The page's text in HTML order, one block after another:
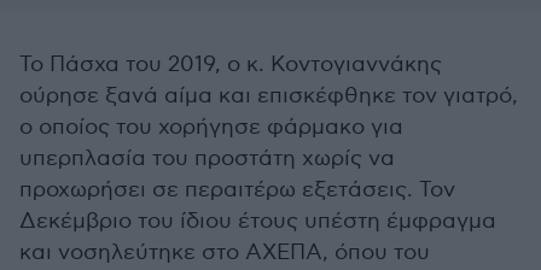
Το Πάσχα του 2019, ο κ. Κοντογιαννάκης
ούρησε ξανά αίμα και επισκέφθηκε τον γιατρό,
ο οποίος του χορήγησε φάρμακο για
υπερπλασία του προστάτη χωρίς να
προχωρήσει σε περαιτέρω εξετάσεις. Τον
Δεκέμβριο του ίδιου έτους υπέστη έμφραγμα
και νοσηλεύτηκε στο ΑΧΕΠΑ, όπου του